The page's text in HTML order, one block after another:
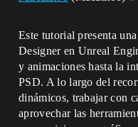
Este tutorial presenta
Designer en Unreal
y animaciones hasta la
PSD. A lo largo del
dinámicos, trabajar con
aprovechar las